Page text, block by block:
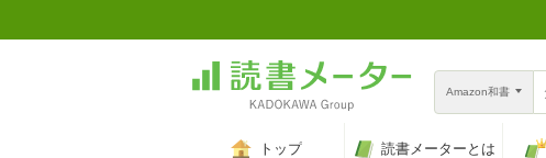
Amazon和書
トップ 読書メーターとは